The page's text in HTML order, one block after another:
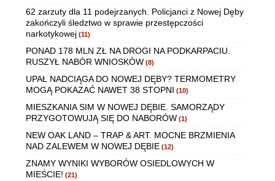
62 zarzuty dla 11 podejrzanych. Policjanci z Nowej Dęby
zakończyli śledztwo w sprawie przestępczości
narkotykowej (11)
PONAD 178 MLN ZŁ NA DROGI NA PODKARPACIU.
RUSZYŁ NABÓR WNIOSKÓW (8)
UPAŁ NADCIĄGA DO NOWEJ DĘBY? TERMOMETRY
MOGĄ POKAZAĆ NAWET 38 STOPNI (10)
MIESZKANIA SIM W NOWEJ DĘBIE. SAMORZĄDY
PRZYGOTOWUJĄ SIĘ DO NABORÓW (1)
NEW OAK LAND – TRAP & ART. MOCNE BRZMIENIA
NAD ZALEWEM W NOWEJ DĘBIE (12)
ZNAMY WYNIKI WYBORÓW OSIEDLOWYCH W
MIEŚCIE! (21)